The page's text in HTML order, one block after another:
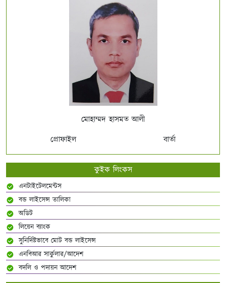
মোহাম্মদ হাসমত আলী
প্রোফাইল
বার্তা
কুইক লিংকস
এনটাইটেলমেন্টস
বন্ড লাইসেন্স তালিকা
অডিট
লিয়েন ব্যাংক
সুনির্দিষ্টভাবে মোট বন্ড লাইসেন্স
এনবিআর সার্কুলার/আদেশ
বদলি ও পদায়ন আদেশ